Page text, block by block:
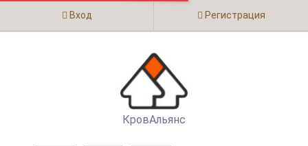
Вход Регистрация
КровАльянс